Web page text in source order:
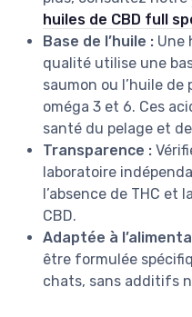
huiles de CBD full
Base de l’huile : Une
qualité utilise une
saumon ou l’huile de
oméga 3 et 6. Ces
santé du pelage et
Transparence :
laboratoire
l’absence de THC et
CBD.
Adaptée à
être formulée
chats, sans additifs